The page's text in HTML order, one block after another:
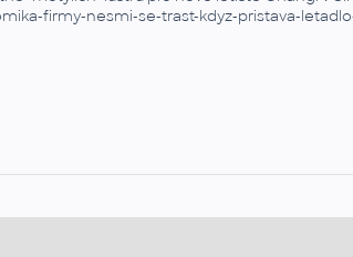
firmy-nesmi-se-trast-kdyz-pristava-